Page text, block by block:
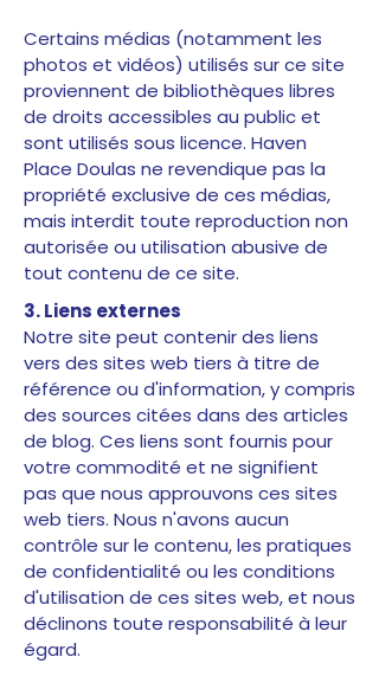
Certains médias (notamment les
photos et vidéos) utilisés sur ce site
proviennent de bibliothèques libres
de droits accessibles au public et
sont utilisés sous licence. Haven
Place Doulas ne revendique pas la
propriété exclusive de ces médias,
mais interdit toute reproduction non
autorisée ou utilisation abusive de
tout contenu de ce site.
3. Liens externes
Notre site peut contenir des liens
vers des sites web tiers à titre de
référence ou d'information, y compris
des sources citées dans des articles
de blog. Ces liens sont fournis pour
votre commodité et ne signifient
pas que nous approuvons ces sites
web tiers. Nous n'avons aucun
contrôle sur le contenu, les pratiques
de confidentialité ou les conditions
d'utilisation de ces sites web, et nous
déclinons toute responsabilité à leur
égard.